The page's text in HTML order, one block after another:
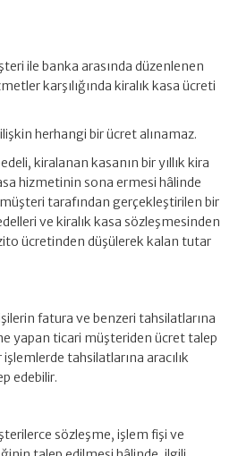
ile banka arasında düzenlenen
karşılığında kiralık kasa ücreti
herhangi bir ücret alınamaz.
kiralanan kasanın bir yıllık kira
hizmetinin sona ermesi hâlinde
tarafından gerçekleştirilen bir
ve kiralık kasa sözleşmesinden
ücretinden düşülerek kalan tutar
fatura ve benzeri tahsilatlarına
yapan ticari müşteriden ücret talep
tahsilatlarına aracılık
edebilir.
sözleşme, işlem fişi ve